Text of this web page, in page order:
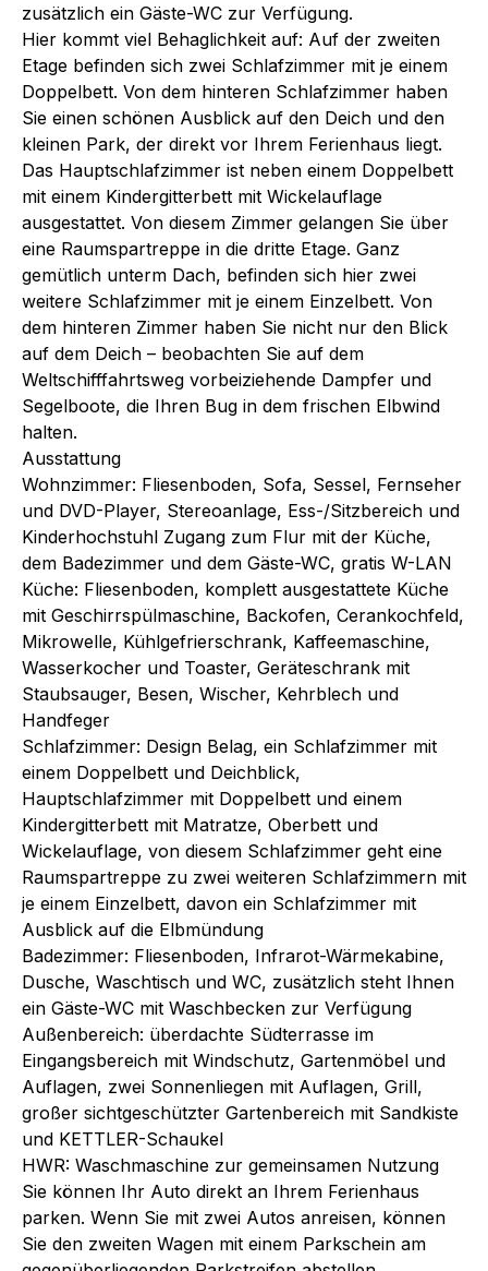
zusätzlich ein Gäste-WC zur Verfügung.
Hier kommt viel Behaglichkeit auf: Auf der zweiten
Etage befinden sich zwei Schlafzimmer mit je einem
Doppelbett. Von dem hinteren Schlafzimmer haben
Sie einen schönen Ausblick auf den Deich und den
kleinen Park, der direkt vor Ihrem Ferienhaus liegt.
Das Hauptschlafzimmer ist neben einem Doppelbett
mit einem Kindergitterbett mit Wickelauflage
ausgestattet. Von diesem Zimmer gelangen Sie über
eine Raumspartreppe in die dritte Etage. Ganz
gemütlich unterm Dach, befinden sich hier zwei
weitere Schlafzimmer mit je einem Einzelbett. Von
dem hinteren Zimmer haben Sie nicht nur den Blick
auf dem Deich – beobachten Sie auf dem
Weltschifffahrtsweg vorbeiziehende Dampfer und
Segelboote, die Ihren Bug in dem frischen Elbwind
halten.
Ausstattung
Wohnzimmer: Fliesenboden, Sofa, Sessel, Fernseher
und DVD-Player, Stereoanlage, Ess-/Sitzbereich und
Kinderhochstuhl Zugang zum Flur mit der Küche,
dem Badezimmer und dem Gäste-WC, gratis W-LAN
Küche: Fliesenboden, komplett ausgestattete Küche
mit Geschirrspülmaschine, Backofen, Cerankochfeld,
Mikrowelle, Kühlgefrierschrank, Kaffeemaschine,
Wasserkocher und Toaster, Geräteschrank mit
Staubsauger, Besen, Wischer, Kehrblech und
Handfeger
Schlafzimmer: Design Belag, ein Schlafzimmer mit
einem Doppelbett und Deichblick,
Hauptschlafzimmer mit Doppelbett und einem
Kindergitterbett mit Matratze, Oberbett und
Wickelauflage, von diesem Schlafzimmer geht eine
Raumspartreppe zu zwei weiteren Schlafzimmern mit
je einem Einzelbett, davon ein Schlafzimmer mit
Ausblick auf die Elbmündung
Badezimmer: Fliesenboden, Infrarot-Wärmekabine,
Dusche, Waschtisch und WC, zusätzlich steht Ihnen
ein Gäste-WC mit Waschbecken zur Verfügung
Außenbereich: überdachte Südterrasse im
Eingangsbereich mit Windschutz, Gartenmöbel und
Auflagen, zwei Sonnenliegen mit Auflagen, Grill,
großer sichtgeschützter Gartenbereich mit Sandkiste
und KETTLER-Schaukel
HWR: Waschmaschine zur gemeinsamen Nutzung
Sie können Ihr Auto direkt an Ihrem Ferienhaus
parken. Wenn Sie mit zwei Autos anreisen, können
Sie den zweiten Wagen mit einem Parkschein am